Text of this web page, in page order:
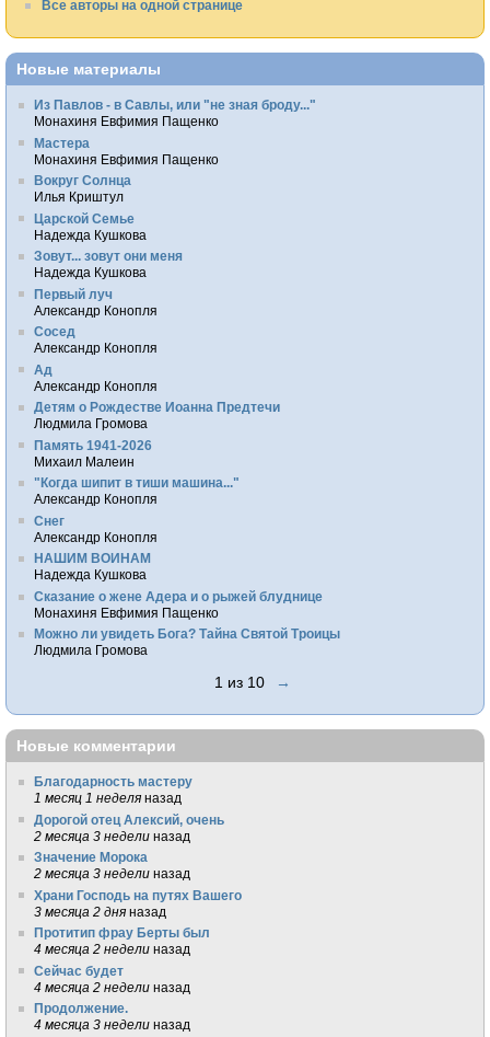
Все авторы на одной странице
Новые материалы
Из Павлов - в Савлы, или "не зная броду..."
Монахиня Евфимия Пащенко
Мастера
Монахиня Евфимия Пащенко
Вокруг Солнца
Илья Криштул
Царской Семье
Надежда Кушкова
Зовут... зовут они меня
Надежда Кушкова
Первый луч
Александр Конопля
Сосед
Александр Конопля
Ад
Александр Конопля
Детям о Рождестве Иоанна Предтечи
Людмила Громова
Память 1941-2026
Михаил Малеин
"Когда шипит в тиши машина..."
Александр Конопля
Снег
Александр Конопля
НАШИМ ВОИНАМ
Надежда Кушкова
Сказание о жене Адера и о рыжей блуднице
Монахиня Евфимия Пащенко
Можно ли увидеть Бога? Тайна Святой Троицы
Людмила Громова
1 из 10 →
Новые комментарии
Благодарность мастеру
1 месяц 1 неделя назад
Дорогой отец Алексий, очень
2 месяца 3 недели назад
Значение Морока
2 месяца 3 недели назад
Храни Господь на путях Вашего
3 месяца 2 дня назад
Протитип фрау Берты был
4 месяца 2 недели назад
Сейчас будет
4 месяца 2 недели назад
Продолжение.
4 месяца 3 недели назад